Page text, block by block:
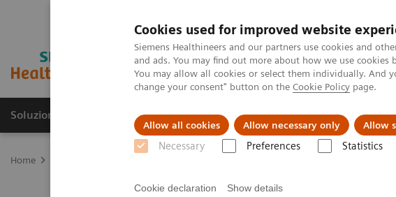
Cookies used for improved website
Siemens Healthineers and our partners use cookies and
and ads. You may find out more about how we use
You may allow all cookies or select them individually. And
change your consent" button on the Cookie Policy page.
Allow all cookies Allow necessary only Allow
Necessary Preferences Statistics
Cookie declaration Show details
Soluzioni e servizi Insights La nostra azienda
Home